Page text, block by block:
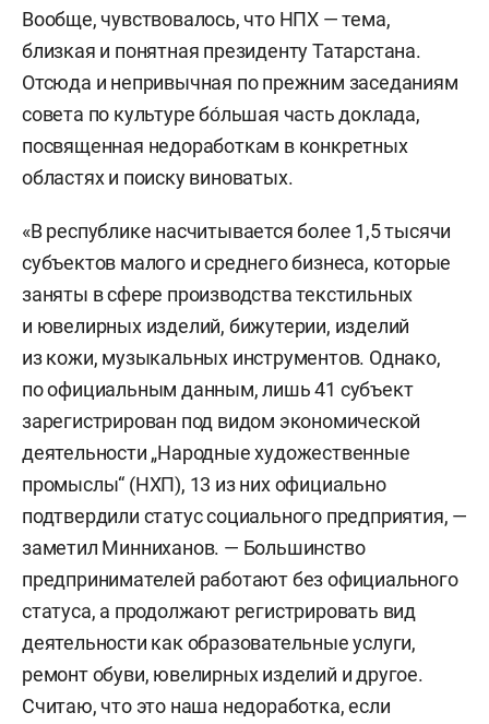
Вообще, чувствовалось, что НПХ — тема,
близкая и понятная президенту Татарстана.
Отсюда и непривычная по прежним заседаниям
совета по культуре бо́льшая часть доклада,
посвященная недоработкам в конкретных
областях и поиску виноватых.
«В республике насчитывается более 1,5 тысячи
субъектов малого и среднего бизнеса, которые
заняты в сфере производства текстильных
и ювелирных изделий, бижутерии, изделий
из кожи, музыкальных инструментов. Однако,
по официальным данным, лишь 41 субъект
зарегистрирован под видом экономической
деятельности „Народные художественные
промыслы“ (НХП), 13 из них официально
подтвердили статус социального предприятия, —
заметил Минниханов. — Большинство
предпринимателей работают без официального
статуса, а продолжают регистрировать вид
деятельности как образовательные услуги,
ремонт обуви, ювелирных изделий и другое.
Считаю, что это наша недоработка, если